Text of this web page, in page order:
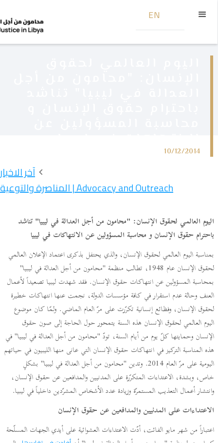
EN
10/12/2014
آخر الاخبار
Advocacy and Outreach | المناصرة والتوعية
اليوم العالمي لحقوق الإنسان: "محامون من أجل العدالة في ليبيا" تناشد
باحترام حقوق الإنسان و محاسبة المسؤولين عن الانتهاكات في ليبيا
بمناسبة اليوم العالمي لحقوق الإنسان، والذي يحتفل بذكرى اعتماد الإعلان العالمي
لحقوق الإنسان عام 1948، تطالب منظمة "محامون من أجل العدالة في ليبيا"
بمحاسبة المسؤولين عن انتهاكات حقوق الإنسان. فقد شهدت ليبيا تصعيداً لأعمال
العنف وحالة عدم استقرار في كافة مؤسسات الدولة، نجمت عنها انتهاكات خطيرة
لحقوق الإنسان، وفظائع إنسانية تكرّرت على مرّ العام الماضي. ولمّا كان موضوع
اليوم العالمي لحقوق الإنسان هذه السنة يتمحور حول الحاجة إلى صون حقوق
الإنسان وحمايتها كلّ يوم من أيام السنة، تودّ "محامون من أجل العدالة في ليبيا" في
هذه المناسبة التركيز في انتهاكات حقوق الإنسان التي عانى منها الليبيون في حياتهم
اليومية على مرّ العام 2014. وتدين "محامون من أجل العدالة في ليبيا" بشكلٍ
خاص، وبشدة، الاعتداءات المتكرّرة على المدنيين والمدافعين عن حقوق الإنسان،
وانتشار أعمال التعذيب المستمرّة وزيادة عدد الأشخاص المشرّدين داخلياً في ليبيا.
الاعتداءات على المدنيين والمدافعين عن حقوق الإنسان
اعتباراً من شهر مايو الفائت، أدّت الاعتداءات العشوائية على أيدي الجهات المسلّحة